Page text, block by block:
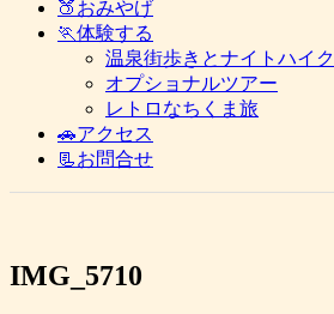
🍑おみやげ
🏃体験する
温泉街歩きとナイトハイク
オプショナルツアー
レトロなちくま旅
🚗アクセス
📃お問合せ
IMG_5710